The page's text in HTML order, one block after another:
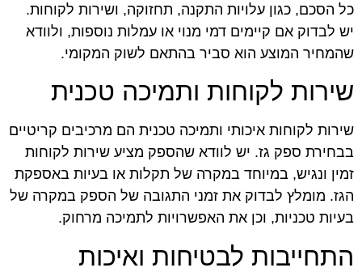
כל הסכם, כגון עלויות התקנה, תחזוקה, ושירות לקוחות.
יש לבדוק אם קיימים דמי מנוי או עמלות נוספות, ולוודא
שהמחיר המוצע הוא סביר בהתאם לשוק המקומי.
שירות לקוחות ותמיכה טכנית
שירות לקוחות איכותי ותמיכה טכנית הם מרכיבים קריטיים
בבחירת ספק גז. יש לוודא שהספק מציע שירות לקוחות
זמין ונגיש, במיוחד במקרה של תקלות או בעיות באספקת
הגז. מומלץ לבדוק את זמני התגובה של הספק במקרה של
בעיות טכניות, וכן את האפשרויות לתמיכה מרחוק.
התחייבות לבטיחות ואיכות